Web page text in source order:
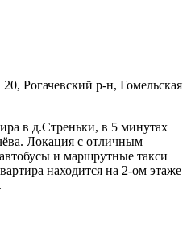
Рогачевский р-н, Гомельская
в д.Стреньки, в 5 минутах
Локация с отличным
и маршрутные такси
находится на 2-ом этаже